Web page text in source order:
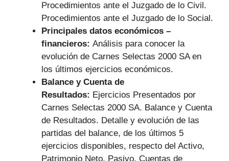
Procedimientos ante el Juzgado de lo Civil.
Procedimientos ante el Juzgado de lo Social.
Principales datos económicos –
financieros: Análisis para conocer la
evolución de Carnes Selectas 2000 SA en
los últimos ejercicios económicos.
Balance y Cuenta de
Resultados: Ejercicios Presentados por
Carnes Selectas 2000 SA. Balance y Cuenta
de Resultados. Detalle y evolución de las
partidas del balance, de los últimos 5
ejercicios disponibles, respecto del Activo,
Patrimonio Neto, Pasivo, Cuentas de